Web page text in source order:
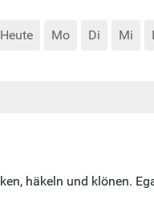
Heute Mo Di Mi
häkeln und klönen.